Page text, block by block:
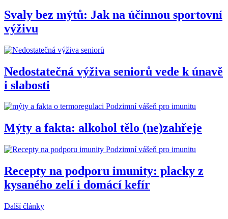
Svaly bez mýtů: Jak na účinnou sportovní
výživu
Nedostatečná výživa seniorů vede k únavě
i slabosti
Podzimní vášeň pro imunitu
Mýty a fakta: alkohol tělo (ne)zahřeje
Podzimní vášeň pro imunitu
Recepty na podporu imunity: placky z
kysaného zelí i domácí kefír
Další články